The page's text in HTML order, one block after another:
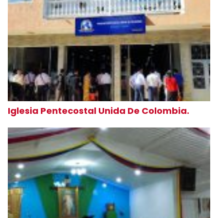
Iglesia Pentecostal Unida De Colombia.